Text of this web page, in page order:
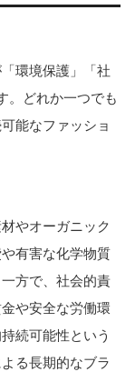
環境保護」「社
。どれか一つでも
能なファッショ
やオーガニック
有害な化学物質
方で、社会的責
や安全な労働環
続可能性という
る長期的なブラ